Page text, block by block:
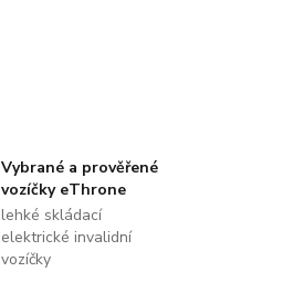
Vybrané a prověřené
vozíčky eThrone
lehké skládací
elektrické invalidní
vozíčky